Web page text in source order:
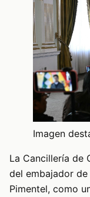
Imagen
La Cancillería de
del embajador
Pimentel, como